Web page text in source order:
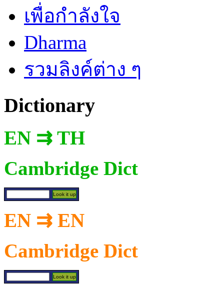
เพื่อกำลังใจ
Dharma
รวมลิงค์ต่าง ๆ
Dictionary
EN ⇉ TH
Cambridge Dict
EN ⇉ EN
Cambridge Dict